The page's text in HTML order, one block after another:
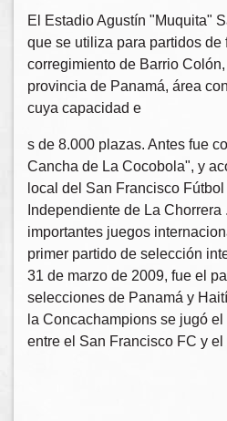
El Estadio Agustín "Muquita"
que se utiliza para partidos de
corregimiento de Barrio
provincia de Panamá, área
cuya capacidad e
s de 8.000 plazas. Antes fue
Cancha de La Cocobola", y
local del San Francisco
Independiente de La
importantes juegos
primer partido de selección
31 de marzo de 2009, fue el
selecciones de Panamá y
la Concachampions se jugó
entre el San Francisco FC y